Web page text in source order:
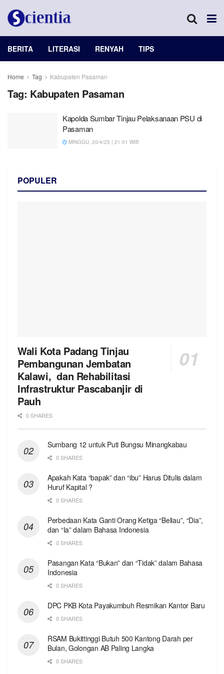
BERITA LITERASI RENYAH TIPS
Home Tag Kabupaten Pasaman
Tag: Kabupaten Pasaman
Kapolda Sumbar Tinjau Pelaksanaan PSU di
Pasaman
MINGGU, 20/4/25 | 21:01 WIB
POPULER
Wali Kota Padang Tinjau
Pembangunan Jembatan
Kalawi, dan Rehabilitasi
Infrastruktur Pascabanjir di
Pauh
0 SHARES
Sumbang 12 untuk Puti Bungsu Minangkabau
0 SHARES
Apakah Kata “bapak” dan “ibu” Harus Ditulis dalam
Huruf Kapital ?
0 SHARES
Perbedaan Kata Ganti Orang Ketiga “Beliau”, “Dia”,
dan “Ia” dalam Bahasa Indonesia
0 SHARES
Pasangan Kata “Bukan” dan “Tidak” dalam Bahasa
Indonesia
0 SHARES
DPC PKB Kota Payakumbuh Resmikan Kantor Baru
0 SHARES
RSAM Bukittinggi Butuh 500 Kantong Darah per
Bulan, Golongan AB Paling Langka
0 SHARES